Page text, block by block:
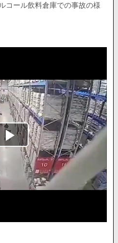
コール飲料倉庫での事故の様